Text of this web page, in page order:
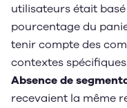
utilisateurs était
pourcentage du
tenir compte des
contextes
Absence de
recevaient la même